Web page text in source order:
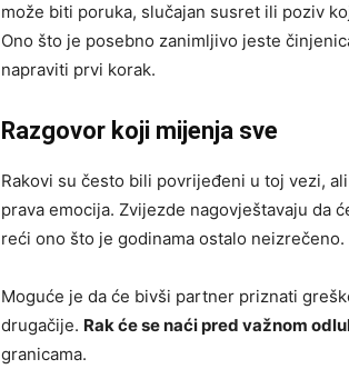
može biti poruka, slučajan susret ili poziv
Ono što je posebno zanimljivo jeste
napraviti prvi korak.
Razgovor koji mijenja sve
Rakovi su često bili povrijeđeni u toj vezi,
prava emocija. Zvijezde nagovještavaju da
reći ono što je godinama ostalo neizrečeno.
Moguće je da će bivši partner priznati
drugačije. Rak će se naći pred važnom
granicama.